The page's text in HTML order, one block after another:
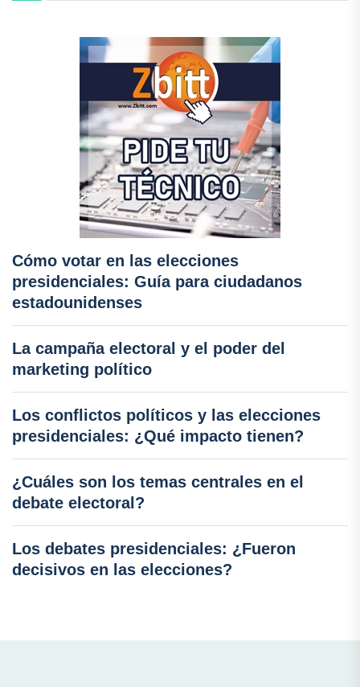
Cómo votar en las elecciones
presidenciales: Guía para ciudadanos
estadounidenses
La campaña electoral y el poder del
marketing político
Los conflictos políticos y las elecciones
presidenciales: ¿Qué impacto tienen?
¿Cuáles son los temas centrales en el
debate electoral?
Los debates presidenciales: ¿Fueron
decisivos en las elecciones?